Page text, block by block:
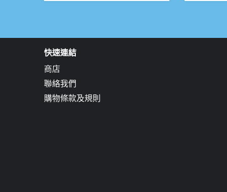
快速連結
商店
聯絡我們
購物條款及規則